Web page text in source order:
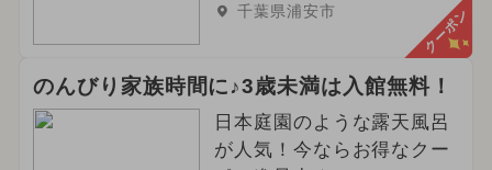
千葉県浦安市 クーポン
のんびり家族時間に♪3歳未満は入館無料！
日本庭園のような露天風呂
が人気！今ならお得なクー